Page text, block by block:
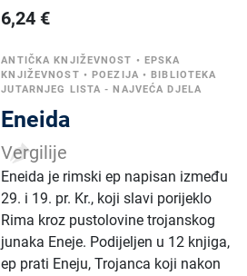
6,24 €
ANTIČKA KNJIŽEVNOST • EPSKA
KNJIŽEVNOST •POEZIJA •BIBLIOTEKA
JUTARNJEG LISTA - NAJVEĆA DJELA
Eneida
Vergilije
Eneida je rimski ep napisan između
29. i 19. pr. Kr., koji slavi porijeklo
Rima kroz pustolovine trojanskog
junaka Eneje. Podijeljen u 12 knjiga,
ep prati Eneju, Trojanca koji nakon